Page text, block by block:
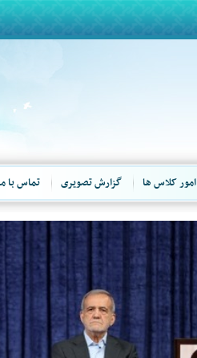
امور کلاس ها گزارش تصویری تماس با